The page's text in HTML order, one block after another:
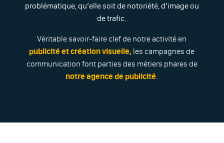
problématique, qu’elle soit de notoriété, d’image ou
de trafic.
Véritable savoir-faire clef de notre activité en
publicité et création visuelle, les campagnes de
communication font parties des métiers phares de
notre agence de publicité.